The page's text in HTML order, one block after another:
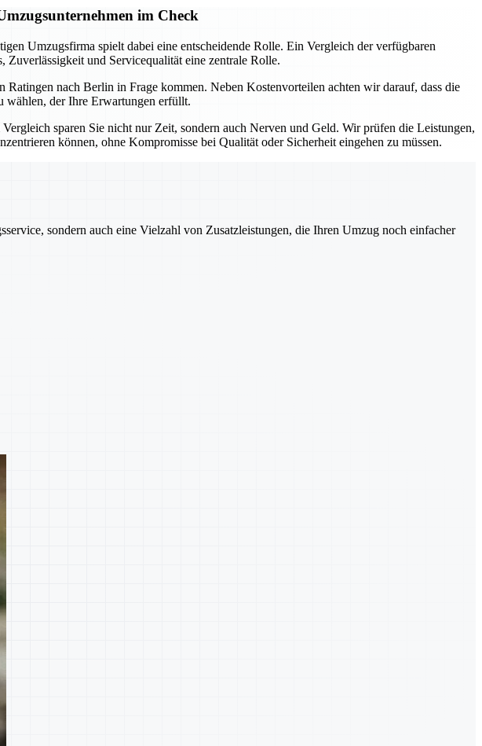
im Check
Umzugsfirma spielt dabei eine entscheidende Rolle. Ein Vergleich der verfügbaren
und Servicequalität eine zentrale Rolle.
nach Berlin in Frage kommen. Neben Kostenvorteilen achten wir darauf, dass die
wählen, der Ihre Erwartungen erfüllt.
sparen Sie nicht nur Zeit, sondern auch Nerven und Geld. Wir prüfen die Leistungen,
können, ohne Kompromisse bei Qualität oder Sicherheit eingehen zu müssen.
sondern auch eine Vielzahl von Zusatzleistungen, die Ihren Umzug noch einfacher